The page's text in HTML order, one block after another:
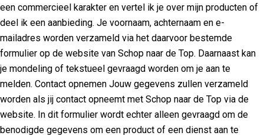
een commercieel karakter en vertel ik je over mijn producten of
deel ik een aanbieding. Je voornaam, achternaam en e-
mailadres worden verzameld via het daarvoor bestemde
formulier op de website van Schop naar de Top. Daarnaast kan
je mondeling of tekstueel gevraagd worden om je aan te
melden. Contact opnemen Jouw gegevens zullen verzameld
worden als jij contact opneemt met Schop naar de Top via de
website. In dit formulier wordt echter alleen gevraagd om de
benodigde gegevens om een product of een dienst aan te